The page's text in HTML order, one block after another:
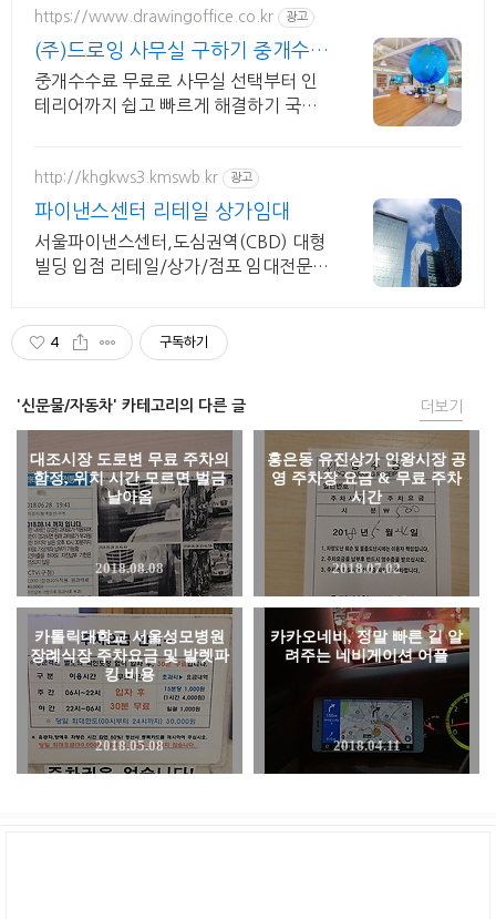
https://www.drawingoffice.co.kr 광고
(주)드로잉 사무실 구하기 중개수수
료 무료!
중개수수료 무료로 사무실 선택부터 인
테리어까지 쉽고 빠르게 해결하기 국내
http://khgkws3.kmswb.kr 광고
파이낸스센터 리테일 상가임대
서울파이낸스센터,도심권역(CBD) 대형
빌딩 입점 리테일/상가/점포 임대전문
4 구독하기
'신문물/자동차' 카테고리의 다른 글
대조시장 도로변 무료 주차의
함정, 위치 시간 모르면 벌금
날아옴
2018.08.08
홍은동 유진상가 인왕시장 공
영 주차장 요금 & 무료 주차
시간
2018.07.02
카톨릭대학교 서울성모병원
장례식장 주차요금 및 발렛파
킹 비용
2018.05.08
카카오네비, 정말 빠른 길 알
려주는 네비게이션 어플
2018.04.11
더보기